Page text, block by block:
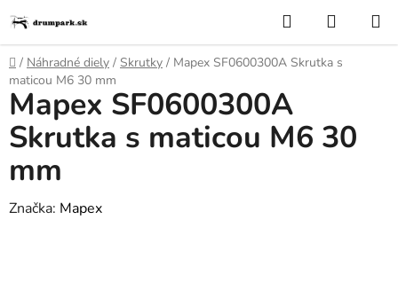
na
obsah
Hľadať
KOŠÍK
Domov
/ Náhradné diely / Skrutky / Mapex SF0600300A Skrutka s
maticou M6 30 mm
Mapex SF0600300A
Skrutka s maticou M6 30
mm
Značka: Mapex